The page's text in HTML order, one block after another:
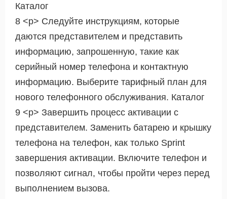
Каталог
8 <р> Следуйте инструкциям, которые
даются представителем и представить
информацию, запрошенную, такие как
серийный номер телефона и контактную
информацию. Выберите тарифный план для
нового телефонного обслуживания. Каталог
9 <р> Завершить процесс активации с
представителем. Заменить батарею и крышку
телефона на телефон, как только Sprint
завершения активации. Включите телефон и
позволяют сигнал, чтобы пройти через перед
выполнением вызова.